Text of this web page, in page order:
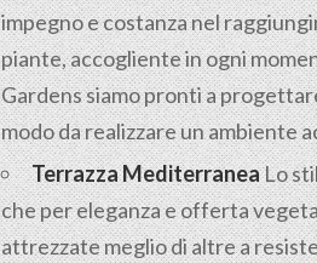
impegno e costanza nel
piante, accogliente in ogni
Gardens siamo pronti a
modo da realizzare un ambiente
Terrazza MediterraneaLo
che per eleganza e offerta
attrezzate meglio di altre a